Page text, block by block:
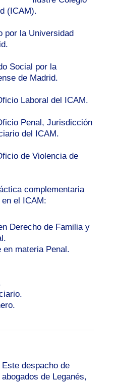
(ICAM).
por la Universidad
Social por la
de Madrid.
Laboral del ICAM.
Penal, Jurisdicción
del ICAM.
de Violencia de
complementaria
el ICAM:
Derecho de Familia y
en materia Penal.
Este despacho de
abogados de Leganés,